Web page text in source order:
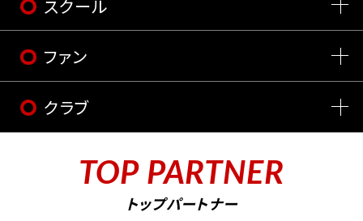
スクール
ファン
クラブ
TOP PARTNER
トップパートナー